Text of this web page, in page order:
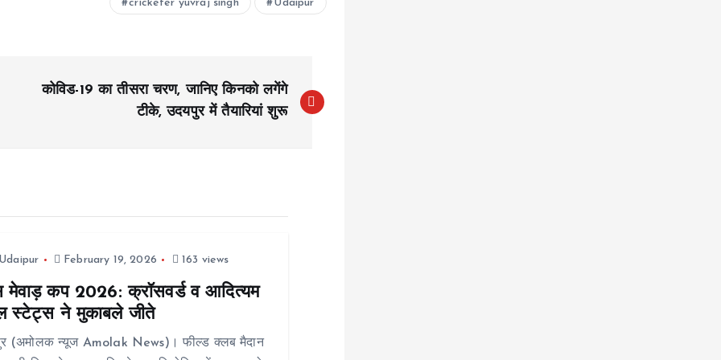
cricketer yuvraj singh Udaipur
कोविड-19 का तीसरा चरण, जानिए किनको लगेंगे
टीके, उदयपुर में तैयारियां शुरू
February 19, 2026 163 views
मेवाड़ कप 2026: क्रॉसवर्ड व आदित्यम
स्टेट्स ने मुकाबले जीते
(अमोलक न्यूज Amolak News)। फील्ड क्लब मैदान